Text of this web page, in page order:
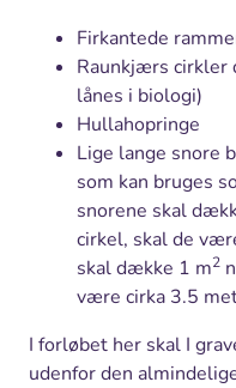
Firkantede
Raunkjærs cirkler
lånes i biologi)
Hullahopringe
Lige lange snore
som kan bruges
snorene skal
cirkel, skal de
skal dække 1 m2
være cirka 3.5
I forløbet her skal I
udenfor den